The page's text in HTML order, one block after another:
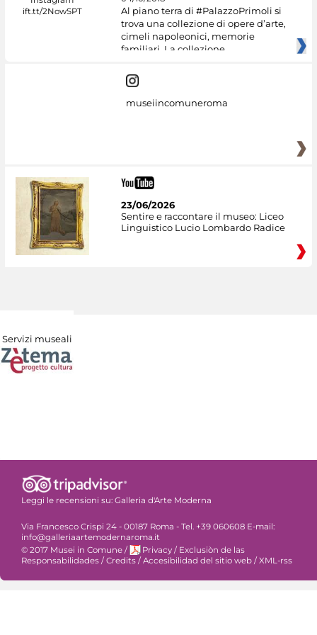
Al piano terra di #PalazzoPrimoli si
trova una collezione di opere d’arte,
cimeli napoleonici, memorie
familiari. La collezione
museiincomuneroma
23/06/2026
Sentire e raccontare il museo: Liceo
Linguistico Lucio Lombardo Radice
Servizi museali
Leggi le recensioni su: Galleria d'Arte Moderna
Via Francesco Crispi 24 - 00187 Roma - Tel. +39 060608 E-mail:
info@galleriaartemodernaroma.it
© 2017 Musei in Comune / Privacy / Exclusiòn de las
Responsabilidades /Credits /Accesibilidad del sitio web /XML-rss